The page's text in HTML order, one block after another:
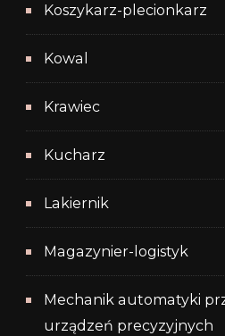
Koszykarz-plecionkarz
Kowal
Krawiec
Kucharz
Lakiernik
Magazynier-logistyk
Mechanik automatyki
urządzeń precyzyjnych